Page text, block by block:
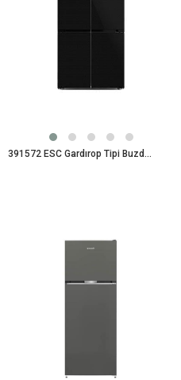
391572 ESC Gardırop Tipi Buzdolabı